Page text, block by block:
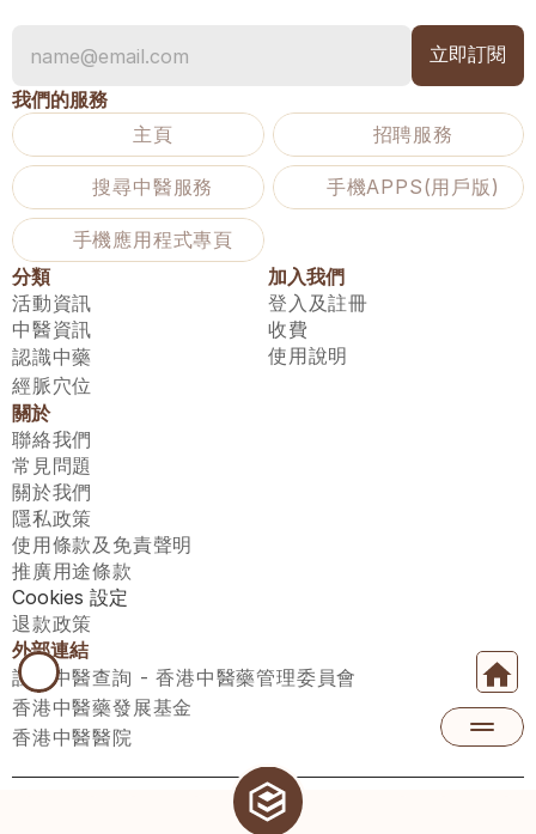
我們的服務
主頁
招聘服務
搜尋中醫服務 手機APPS(用戶版)
手機應用程式專頁
分類
活動資訊
中醫資訊
認識中藥
經脈穴位
加入我們
登入及註冊
收費
使用說明
關於
聯絡我們
常見問題
關於我們
隱私政策
使用條款及免責聲明
推廣用途條款
Cookies 設定
退款政策
外部連結
註冊中醫查詢 - 香港中醫藥管理委員會
香港中醫藥發展基金
香港中醫醫院
醫師匯有限公司 ECWAY LIMITED Copyright 2026© All rights